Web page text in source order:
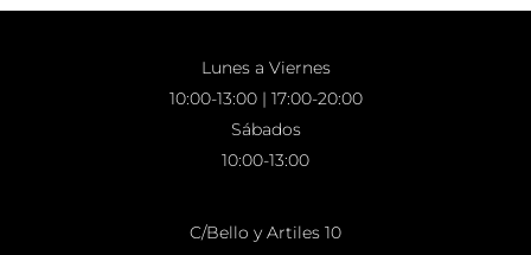
Lunes a Viernes
10:00-13:00 | 17:00-20:00
Sábados
10:00-13:00
C/Bello y Artiles 10